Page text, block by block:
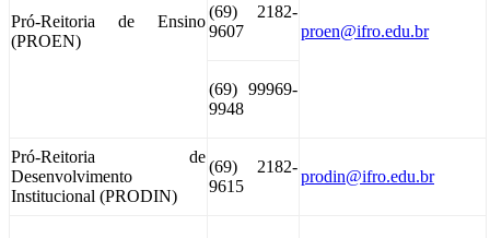
Pró-Reitoria de Ensino
(PROEN)
(69) 2182-
9607
proen@ifro.edu.br
(69) 99969-
9948
Pró-Reitoria de
Desenvolvimento
Institucional (PRODIN)
(69) 2182-
9615
prodin@ifro.edu.br